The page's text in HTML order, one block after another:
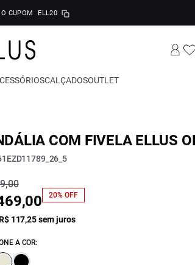
CUPOM ELL20
CALÇADOSOUTLET
COM FIVELA ELLUS
20% OFF
117,25 sem juros
A COR: